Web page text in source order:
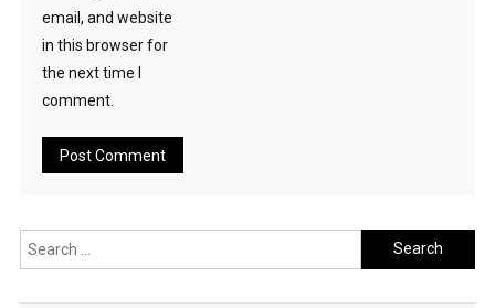
email, and website
in this browser for
the next time I
comment.
Search
for: